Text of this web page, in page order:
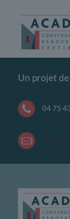
There are no posts
Un projet
04 75